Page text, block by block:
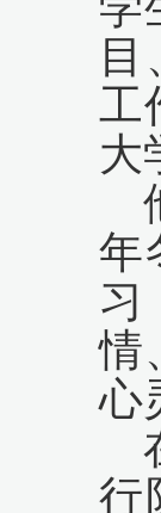
工
大
年
习
情
心
行